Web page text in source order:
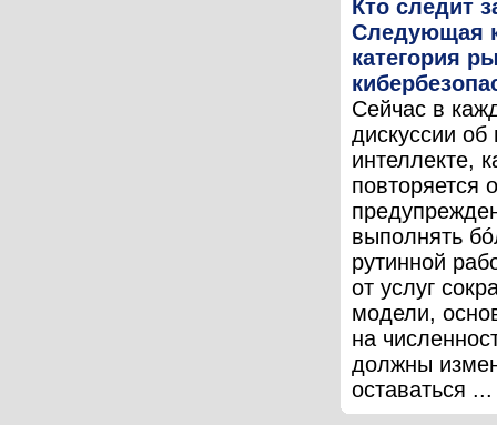
Кто следит
Следующая
категория
Сейчас в
дискуссии об
интеллекте,
повторяется
выполнять
рутинной
от услуг
модели,
на
должны
оставаться ...